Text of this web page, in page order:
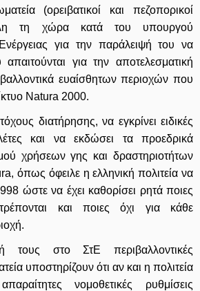
(ορειβατικοί και πεζοπορικοί
τη χώρα κατά του υπουργού
για την παράλειψή του να
για την αποτελεσματική
ευαίσθητων περιοχών που
Natura 2000.
διατήρησης, να εγκρίνει ειδικές
και να εκδώσει τα προεδρικά
χρήσεων γης και δραστηριοτήτων
όπως όφειλε η ελληνική πολιτεία να
ώστε να έχει καθορίσει ρητά ποιες
και ποιες όχι για κάθε
στο ΣτΕ περιβαλλοντικές
υποστηρίζουν ότι αν και η πολιτεία
νομοθετικές ρυθμίσεις